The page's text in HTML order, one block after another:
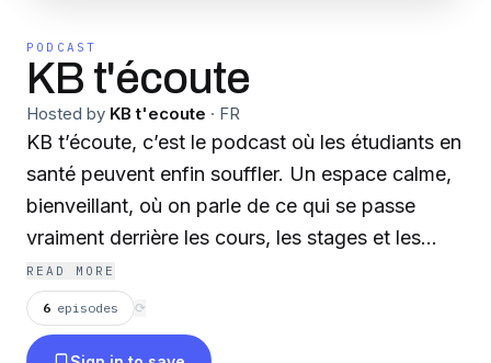
PODCAST
KB t'écoute
Hosted by KB t'ecoute · FR
KB t’écoute, c’est le podcast où les étudiants en
santé peuvent enfin souffler. Un espace calme,
bienveillant, où on parle de ce qui se passe
vraiment derrière les cours, les stages et les
révisions : la fatigue, le stress, la pression, les
doutes… mais aussi les moments qui font du
bien, les petites victoires, les amitiés, et tout ce
READ MORE
6 episodes ⟳